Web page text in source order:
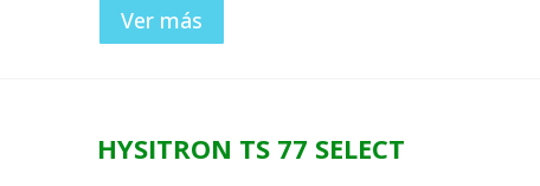
Ver más
HYSITRON TS 77 SELECT